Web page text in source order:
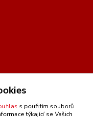
s použitím souborů
týkající se Vašich